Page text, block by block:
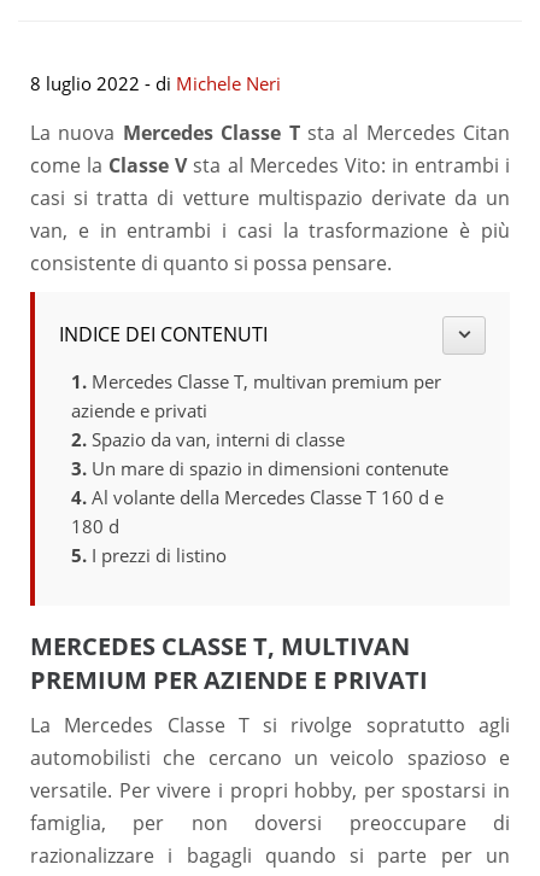
8 luglio 2022 - di Michele Neri
La nuova Mercedes Classe Tsta al Mercedes Citan
come la Classe Vsta al Mercedes Vito: in entrambi i
casi si tratta di vetture multispazio derivate da un
van, e in entrambi i casi la trasformazione è più
consistente di quanto si possa pensare.
INDICE DEI CONTENUTI
Mercedes Classe T, multivan premium per
aziende e privati
Spazio da van, interni di classe
Un mare di spazio in dimensioni contenute
Al volante della Mercedes Classe T 160 d e
180 d
I prezzi di listino
MERCEDES CLASSE T, MULTIVAN
PREMIUM PER AZIENDE E PRIVATI
La Mercedes Classe T si rivolge sopratutto agli
automobilisti che cercano un veicolo spazioso e
versatile. Per vivere i propri hobby, per spostarsi in
famiglia, per non doversi preoccupare di
razionalizzare i bagagli quando si parte per un